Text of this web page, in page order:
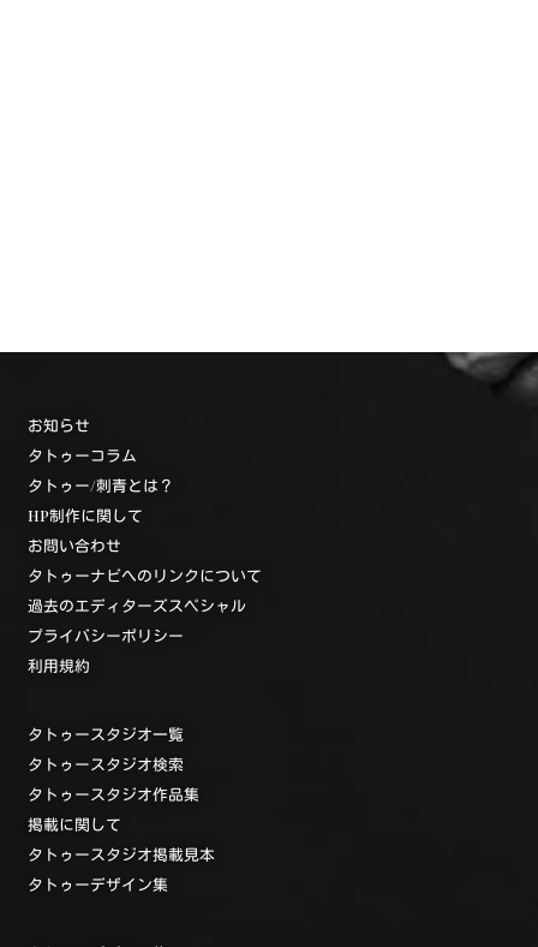
お知らせ
タトゥーコラム
タトゥー/刺青とは？
HP制作に関して
お問い合わせ
タトゥーナビへのリンクについて
過去のエディターズスペシャル
プライバシーポリシー
利用規約
タトゥースタジオ一覧
タトゥースタジオ検索
タトゥースタジオ作品集
掲載に関して
タトゥースタジオ掲載見本
タトゥーデザイン集